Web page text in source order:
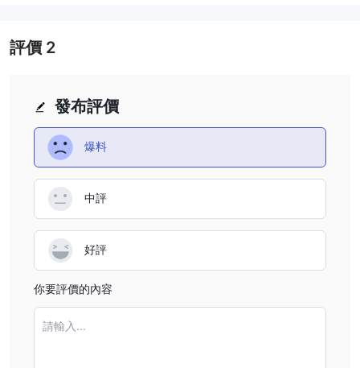
是 OctaPrime安全還是騙局？
估經紀公司的可信度和安全性：
這意味著無法保證它是一個安全的交易平台。
用戶反饋：
閱讀其他客戶的評論和反饋，了解他們在公司的經歷。
在信譽良好的網站和論壇上尋找評論。
安防措施：
OctaPrime通過實施全面的隱私政策來增強安全性，闡
明對用戶個人數據的細緻處理和保護。
最終決定是否進行交易 OctaPrime是個人的。在做出決定之前，您
應該仔細權衡風險和收益。
市場工具和金融服務
作為經紀公司， OctaPrime提供全面的市場工具以滿足不同的交易
發布評價
爆料
中評
好評
你要評價的內容
請輸入...
評價 2